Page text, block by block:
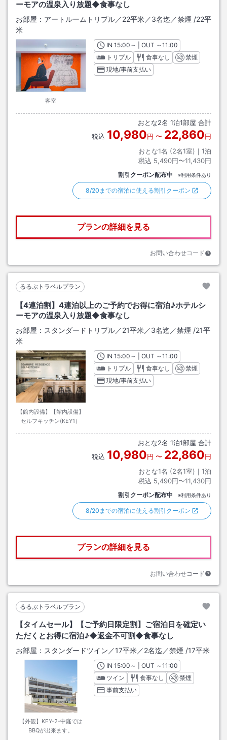
ーモアの温泉入り放題◆食事なし
お部屋： アートルームトリプル／22平米／3名迄／禁煙 /22平
米
客室
INチェックイン
15:00 ～ | OUT チェックアウト
～11:00
トリプル
食事なし
禁煙
現地/事前支払い
おとな2名 1泊1部屋 合計
税込 10,980円 〜 22,860円
おとな1名 (2名1室)｜ 1泊
税込 5,490円〜11,430円
割引クーポン配布中 ※利用条件あり
8/20までの宿泊に使える割引クーポン
プランの詳細を見る
お問い合わせコード
るるぶトラベルプラン
【4連泊割】4連泊以上のご予約でお得に宿泊♪ホテルシ
ーモアの温泉入り放題◆食事なし
お部屋： スタンダードトリプル／21平米／3名迄／禁煙 /21平
米
【館内設備】【館内設備】
セルフキッチン(KEY1）
INチェックイン
15:00 ～ | OUT チェックアウト
～11:00
トリプル
食事なし
禁煙
現地/事前支払い
おとな2名 1泊1部屋 合計
税込 10,980円 〜 22,860円
おとな1名 (2名1室)｜ 1泊
税込 5,490円〜11,430円
割引クーポン配布中 ※利用条件あり
8/20までの宿泊に使える割引クーポン
プランの詳細を見る
お問い合わせコード
るるぶトラベルプラン
【タイムセール】【ご予約日限定割】ご宿泊日を確定い
ただくとお得に宿泊♪◆返金不可割◆食事なし
お部屋： スタンダードツイン／17平米／2名迄／禁煙 /17平米
【外観】KEY-2-中庭では
BBQが出来ます。
INチェックイン
15:00 ～ | OUT チェックアウト
～11:00
ツイン
食事なし
禁煙
事前支払い